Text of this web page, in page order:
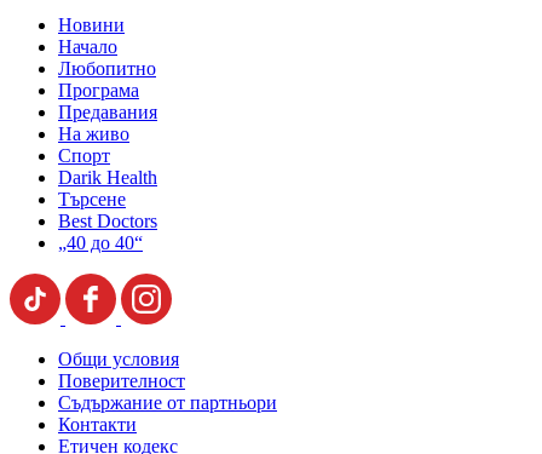
Новини
Начало
Любопитно
Програма
Предавания
На живо
Спорт
Darik Health
Търсене
Best Doctors
„40 до 40“
Общи условия
Поверителност
Съдържание от партньори
Контакти
Етичен кодекс